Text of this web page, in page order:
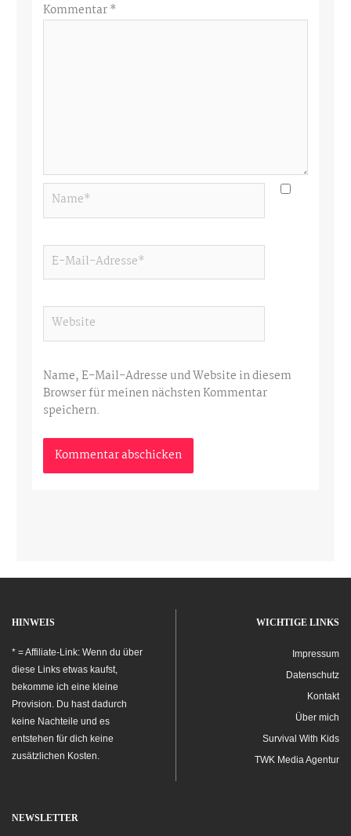
Kommentar*
Name*
E-
Mail-
Website
Name, E-Mail-Adresse und Website in diesem
Browser für meinen nächsten Kommentar
speichern.
HINWEIS
* = Affiliate-Link: Wenn du über
diese Links etwas kaufst,
bekomme ich eine kleine
Provision. Du hast dadurch
keine Nachteile und es
entstehen für dich keine
zusätzlichen Kosten.
WICHTIGE LINKS
Impressum
Datenschutz
Kontakt
Über mich
Survival With Kids
TWK Media Agentur
NEWSLETTER